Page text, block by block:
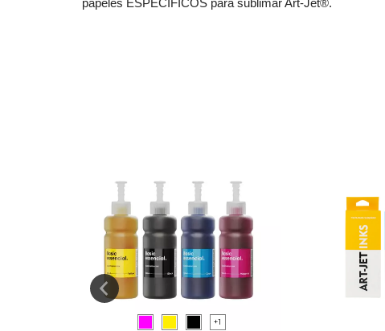
papeles ESPECÍFICOS para sublimar Art-Jet®.
+1